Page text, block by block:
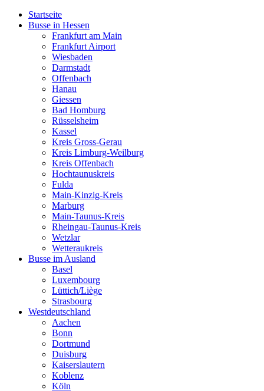
Startseite
Busse in Hessen
Frankfurt am Main
Frankfurt Airport
Wiesbaden
Darmstadt
Offenbach
Hanau
Giessen
Bad Homburg
Rüsselsheim
Kassel
Kreis Gross-Gerau
Kreis Limburg-Weilburg
Kreis Offenbach
Hochtaunuskreis
Fulda
Main-Kinzig-Kreis
Marburg
Main-Taunus-Kreis
Rheingau-Taunus-Kreis
Wetzlar
Wetteraukreis
Busse im Ausland
Basel
Luxembourg
Lüttich/Liège
Strasbourg
Westdeutschland
Aachen
Bonn
Dortmund
Duisburg
Kaiserslautern
Koblenz
Köln